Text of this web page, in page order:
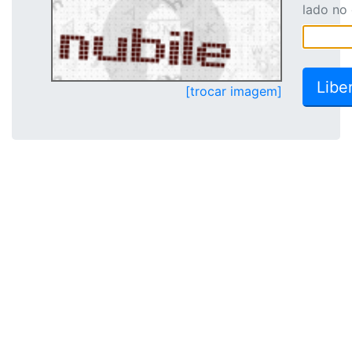
[trocar imagem]
lado no